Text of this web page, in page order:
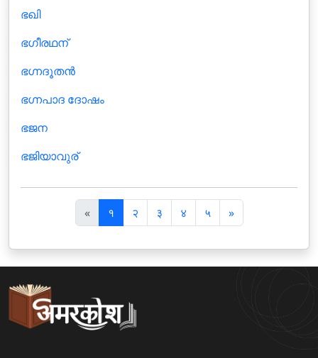
ഭഖി
ഭഗീരഥന്
ഭഗ്നദൂതൻ
ഭഗ്നപാദ ദോഷം
ഭജന
ഭജിയാവുര്
«पि
छ
ला
१ २ ३ ४ ५ »अ
ग
ला